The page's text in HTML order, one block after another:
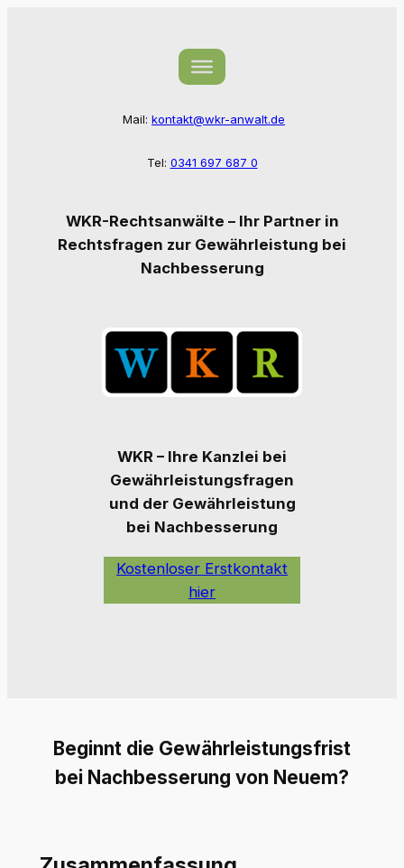
Mail: kontakt@wkr-anwalt.de
Tel: 0341 697 687 0
WKR-Rechtsanwälte – Ihr Partner in
Rechtsfragen zur Gewährleistung bei
Nachbesserung
WKR – Ihre Kanzlei bei
Gewährleistungsfragen
und der Gewährleistung
bei Nachbesserung
Kostenloser Erstkontakt
hier
Beginnt die Gewährleistungsfrist
bei Nachbesserung von Neuem?